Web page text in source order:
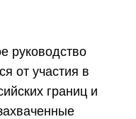
руководство
от участия в
границ и